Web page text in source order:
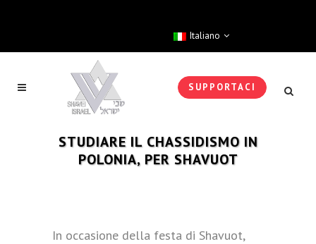
Italiano
SUPPORTACI
STUDIARE IL CHASSIDISMO IN
POLONIA, PER SHAVUOT
In occasione della festa di Shavuot,